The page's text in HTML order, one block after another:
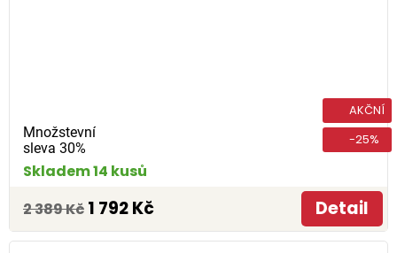
Množstevní
sleva 30%
AKČNÍ
-25%
Skladem 14 kusů
2 389 Kč 1 792 Kč Detail